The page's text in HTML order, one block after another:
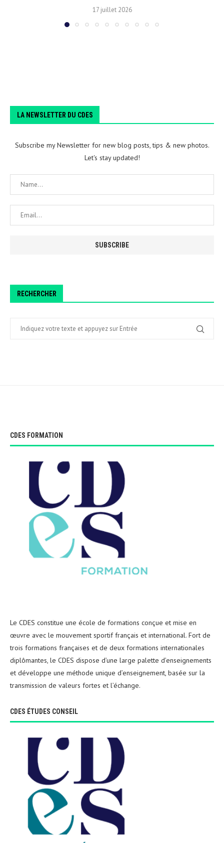
17 juillet 2026
LA NEWSLETTER DU CDES
Subscribe my Newsletter for new blog posts, tips & new photos.
Let's stay updated!
RECHERCHER
CDES FORMATION
Le CDES constitue une école de formations conçue et mise en
œuvre avec le mouvement sportif français et international. Fort de
trois formations françaises et de deux formations internationales
diplômantes, le CDES dispose d’une large palette d’enseignements
et développe une méthode unique d’enseignement, basée sur la
transmission de valeurs fortes et l’échange.
CDES ÉTUDES CONSEIL